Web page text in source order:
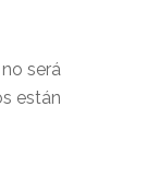
será
están